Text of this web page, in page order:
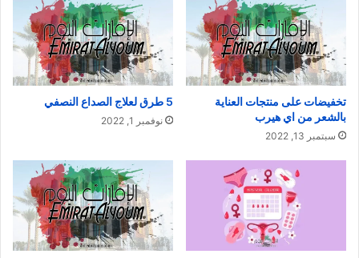
تخفيضات على منتجات العناية
بالشعر من اي هيرب
سبتمبر 13, 2022
5 طرق لعلاج الصداع النصفي
نوفمبر 1, 2022